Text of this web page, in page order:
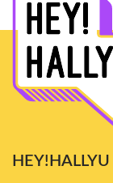
HEY!HALLYU